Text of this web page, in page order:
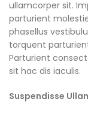
ullamcorper sit.
parturient
phasellus
torquent
Parturient
sit hac dis iaculis.
Suspendisse